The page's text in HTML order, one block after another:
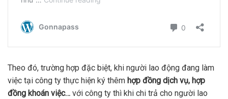
Theo đó, trường hợp đặc biệt, khi người lao động đang làm
việc tại công ty thực hiện ký thêm hợp đồng dịch vụ, hợp
đồng khoán việc… với công ty thì khi chi trả cho người lao